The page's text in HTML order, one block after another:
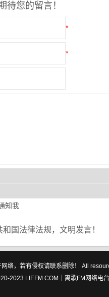
待您的留言！
*
*
知我
国法律法规，文明发言！
络，若有侵权请联系删除！ All
2023 LIEFM.COM｜ 离歌FM网络电台